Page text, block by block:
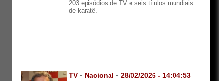
203 episódios de TV e seis títulos mundiais
de karatê.
TV - Nacional -28/02/2026 - 14:04:53